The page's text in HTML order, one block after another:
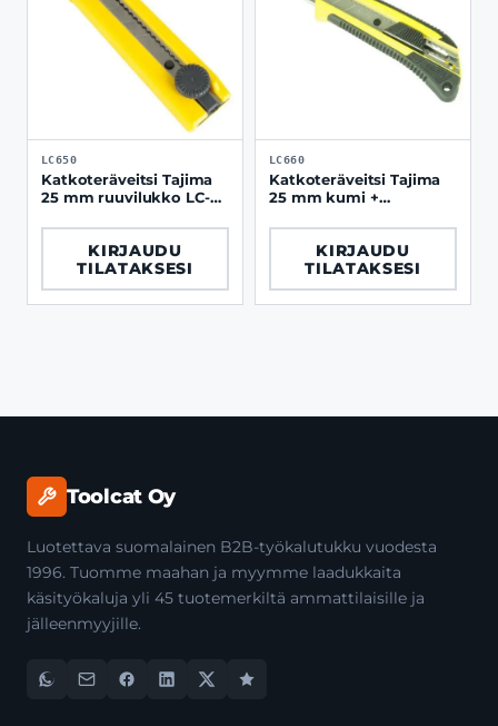
LC650
Katkoteräveitsi Tajima
25 mm ruuvilukko LC-
KIRJAUDU
TILATAKSESI
LC660
Katkoteräveitsi Tajima
25 mm kumi +
LC660Y
KIRJAUDU
TILATAKSESI
Toolcat Oy
Luotettava suomalainen B2B-työkalutukku vuodesta
1996. Tuomme maahan ja myymme laadukkaita
käsityökaluja yli 45 tuotemerkiltä ammattilaisille ja
jälleenmyyjille.